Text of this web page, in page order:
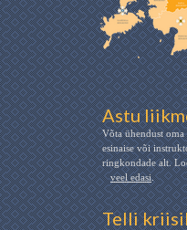
Astu
Võta ühendust
esinaise või
ringkondade alt.
veel edasi.
Telli